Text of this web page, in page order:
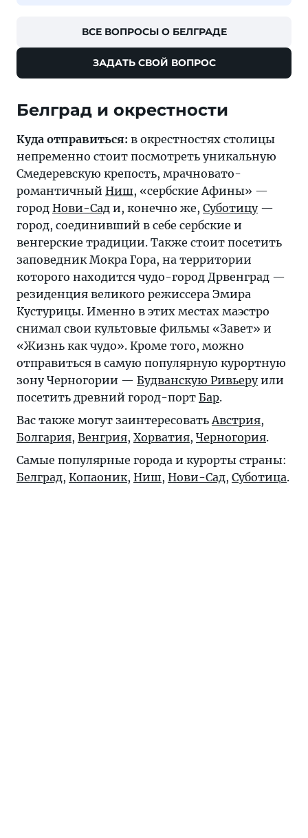
ВСЕ ВОПРОСЫ О БЕЛГРАДЕ
ЗАДАТЬ СВОЙ ВОПРОС
Белград и окрестности
Куда отправиться: в окрестностях столицы
непременно стоит посмотреть уникальную
Смедеревскую крепость, мрачновато-
романтичный Ниш, «сербские Афины» —
город Нови-Сад и, конечно же, Суботицу—
город, соединивший в себе сербские и
венгерские традиции. Также стоит посетить
заповедник Мокра Гора, на территории
которого находится чудо-город Дрвенград —
резиденция великого режиссера Эмира
Кустурицы. Именно в этих местах маэстро
снимал свои культовые фильмы «Завет» и
«Жизнь как чудо». Кроме того, можно
отправиться в самую популярную курортную
зону Черногории — Будванскую Ривьеруили
посетить древний город-порт Бар.
Вас также могут заинтересовать Австрия,
Болгария, Венгрия, Хорватия, Черногория.
Самые популярные города и курорты страны:
Белград, Копаоник, Ниш, Нови-Сад, Суботица.